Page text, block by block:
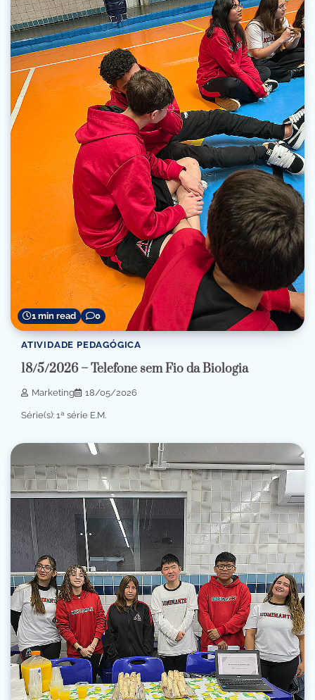
1 min read 0
ATIVIDADE PEDAGÓGICA
18/5/2026 – Telefone sem Fio da Biologia
Marketing 18/05/2026
Série(s): 1ª série E.M.